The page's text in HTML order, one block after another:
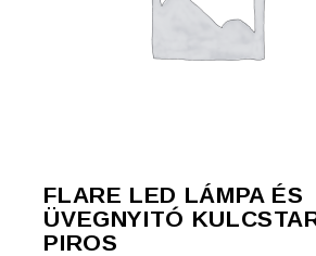
FLARE LED LÁMPA ÉS
ÜVEGNYITÓ
PIROS